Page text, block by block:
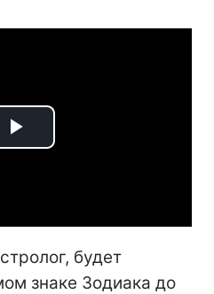
Play
будет
знаке Зодиака до